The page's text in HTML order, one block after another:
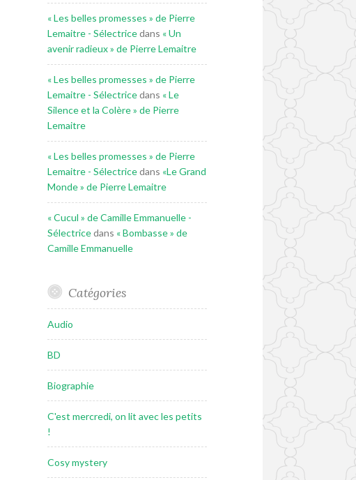
« Les belles promesses » de Pierre
Lemaitre - Sélectricedans « Un
avenir radieux » de Pierre Lemaitre
« Les belles promesses » de Pierre
Lemaitre - Sélectricedans « Le
Silence et la Colère » de Pierre
Lemaitre
« Les belles promesses » de Pierre
Lemaitre - Sélectricedans «Le Grand
Monde » de Pierre Lemaitre
« Cucul » de Camille Emmanuelle -
Sélectricedans « Bombasse » de
Camille Emmanuelle
Catégories
Audio
BD
Biographie
C'est mercredi, on lit avec les petits
!
Cosy mystery